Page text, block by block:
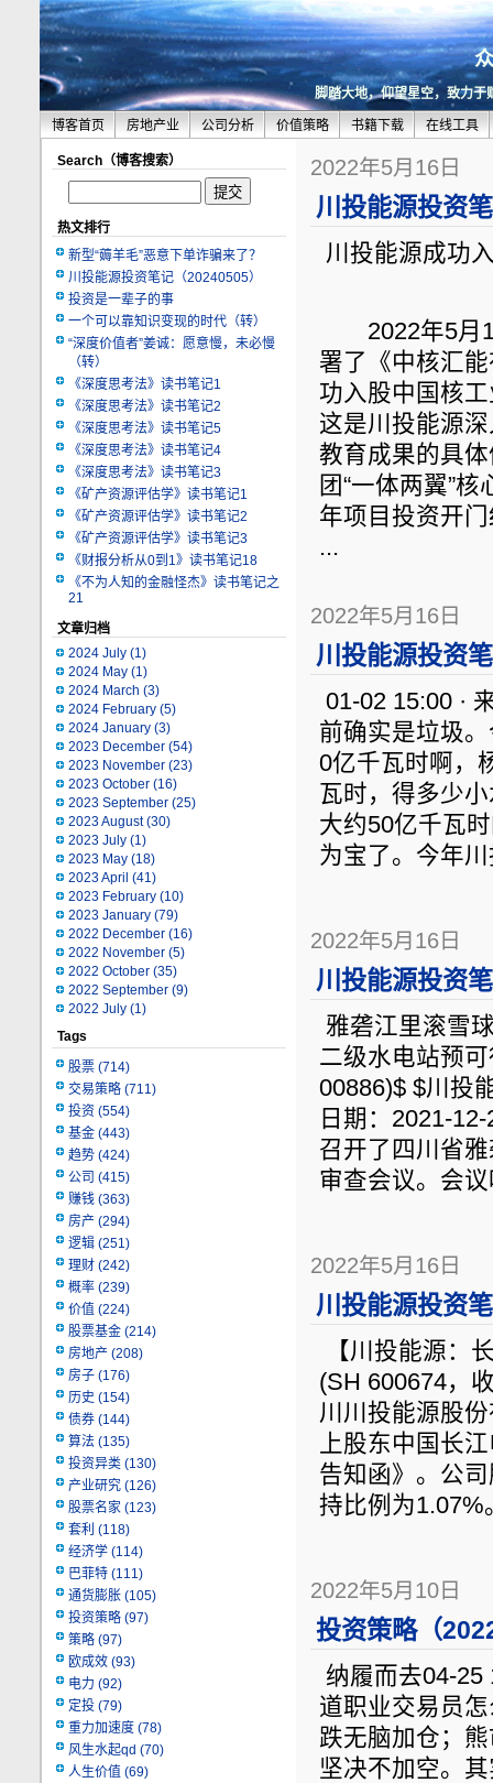
脚踏大地，仰望星空，致力于
博客首页 房地产业 公司分析 价值策略 书籍下载 在线工具
Search（博客搜索）
热文排行
新型“薅羊毛”恶意下单诈骗来了？
川投能源投资笔记（20240505）
投资是一辈子的事
一个可以靠知识变现的时代（转）
“深度价值者”姜诚：愿意慢，未必慢
（转）
《深度思考法》读书笔记1
《深度思考法》读书笔记2
《深度思考法》读书笔记5
《深度思考法》读书笔记4
《深度思考法》读书笔记3
《矿产资源评估学》读书笔记1
《矿产资源评估学》读书笔记2
《矿产资源评估学》读书笔记3
《财报分析从0到1》读书笔记18
《不为人知的金融怪杰》读书笔记之
21
文章归档
2024 July (1)
2024 May (1)
2024 March (3)
2024 February (5)
2024 January (3)
2023 December (54)
2023 November (23)
2023 October (16)
2023 September (25)
2023 August(30)
2023 July (1)
2023 May (18)
2023 April (41)
2023 February (10)
2023 January (79)
2022 December (16)
2022 November (5)
2022 October (35)
2022 September (9)
2022 July (1)
Tags
股票 (714)
交易策略 (711)
投资 (554)
基金 (443)
趋势 (424)
公司 (415)
赚钱 (363)
房产 (294)
逻辑 (251)
理财 (242)
概率 (239)
价值 (224)
股票基金 (214)
房地产 (208)
房子 (176)
历史 (154)
债券 (144)
算法 (135)
投资异类 (130)
产业研究 (126)
股票名家 (123)
套利 (118)
经济学 (114)
巴菲特 (111)
通货膨胀 (105)
投资策略 (97)
策略 (97)
欧成效 (93)
电力 (92)
定投 (79)
重力加速度 (78)
风生水起qd (70)
人生价值 (69)
2022年5月16日
川投能源投资
川投能源成功
2022年5月11
署了《中核汇
功入股中国核
这是川投能源
教育成果的具
团“一体两翼”
年项目投资开
...
2022年5月16日
川投能源投资
01-02 15:00 ·
前确实是垃圾
0亿千瓦时啊，
瓦时，得多少
大约50亿千瓦
为宝了。今年
2022年5月16日
川投能源投资
雅砻江里滚雪
二级水电站预
00886)$ $川投
日期：2021-
召开了四川省
审查会议。会
2022年5月16日
川投能源投资
【川投能源：
(SH 600674，
川川投能源股
上股东中国长
告知函》。公
持比例为
2022年5月10日
投资策略（
纳履而去04-25
道职业交易员
跌无脑加仓；
坚决不加空。